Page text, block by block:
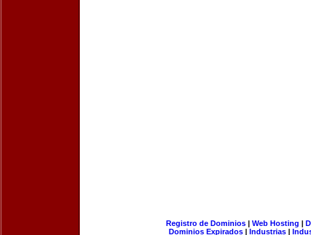
Registro de Dominios| Web Hosting |
Dominios Expirados | Industrias |